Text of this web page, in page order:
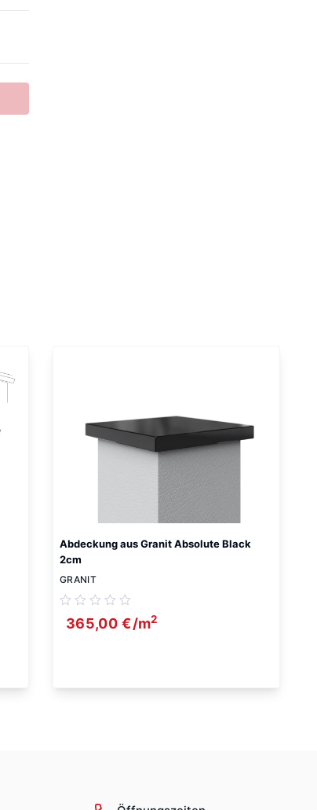
Abdeckung aus Granit Absolute Black
2cm
GRANIT
365,00 €/m2